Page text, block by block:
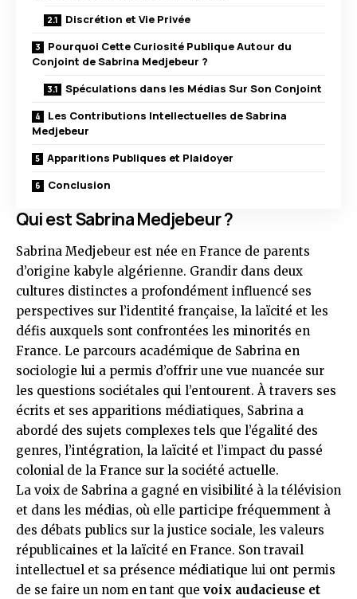
Discrétion et Vie Privée
Pourquoi Cette Curiosité Publique Autour du
Conjoint de Sabrina Medjebeur ?
Spéculations dans les Médias Sur Son Conjoint
Les Contributions Intellectuelles de Sabrina
Medjebeur
Apparitions Publiques et Plaidoyer
Conclusion
Qui est Sabrina Medjebeur ?
Sabrina Medjebeur est née en France de parents
d’origine kabyle algérienne. Grandir dans deux
cultures distinctes a profondément influencé ses
perspectives sur l’identité française, la laïcité et les
défis auxquels sont confrontées les minorités en
France. Le parcours académique de Sabrina en
sociologie lui a permis d’offrir une vue nuancée sur
les questions sociétales qui l’entourent. À travers ses
écrits et ses apparitions médiatiques, Sabrina a
abordé des sujets complexes tels que l’égalité des
genres, l’intégration, la laïcité et l’impact du passé
colonial de la France sur la société actuelle.
La voix de Sabrina a gagné en visibilité à la télévision
et dans les médias, où elle participe fréquemment à
des débats publics sur la justice sociale, les valeurs
républicaines et la laïcité en France. Son travail
intellectuel et sa présence médiatique lui ont permis
de se faire un nom en tant que voix audacieuse et